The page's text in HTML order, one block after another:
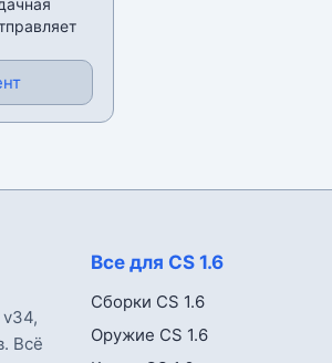
Всё
Все для CS 1.6
Сборки CS 1.6
Оружие CS 1.6